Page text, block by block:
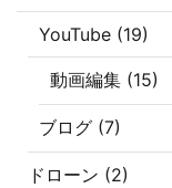
YouTube (19)
動画編集 (15)
ブログ (7)
ドローン (2)